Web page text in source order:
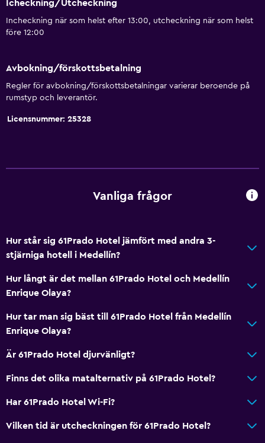
Icheckning/Utcheckning
Incheckning när som helst efter 13:00, utcheckning när som helst
före 12:00
Avbokning/förskottsbetalning
Regler för avbokning/förskottsbetalningar varierar beroende på
rumstyp och leverantör.
Licensnummer: 25328
Vanliga frågor
Hur står sig 61Prado Hotel jämfört med andra 3-
stjärniga hotell i Medellín?
Hur långt är det mellan 61Prado Hotel och Medellín
Enrique Olaya?
Hur tar man sig bäst till 61Prado Hotel från Medellín
Enrique Olaya?
Är 61Prado Hotel djurvänligt?
Finns det olika matalternativ på 61Prado Hotel?
Har 61Prado Hotel Wi-Fi?
Vilken tid är utcheckningen för 61Prado Hotel?